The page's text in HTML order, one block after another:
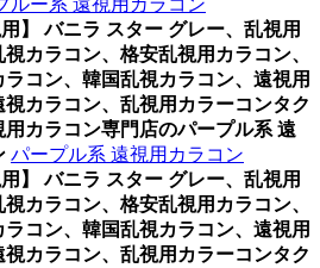
ルー系 遠視用カラコン
用】 バニラ スター グレー、乱視用
カラコン、格安乱視用カラコン、
コン、韓国乱視カラコン、遠視用
視カラコン、乱視用カラーコンタク
用カラコン専門店のパープル系 遠
パープル系 遠視用カラコン
用】 バニラ スター グレー、乱視用
カラコン、格安乱視用カラコン、
コン、韓国乱視カラコン、遠視用
視カラコン、乱視用カラーコンタク